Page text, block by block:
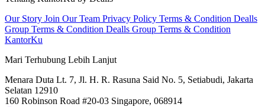
Our Story Join Our Team Privacy Policy Terms & Condition Dealls
Group Terms & Condition Dealls Group Terms & Condition
KantorKu
Mari Terhubung Lebih Lanjut
Menara Duta Lt. 7, Jl. H. R. Rasuna Said No. 5, Setiabudi, Jakarta
Selatan 12910
160 Robinson Road #20-03 Singapore, 068914